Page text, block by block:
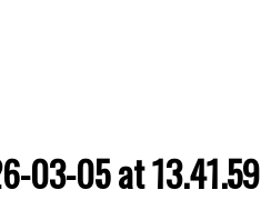
03-05 at 13.41.59